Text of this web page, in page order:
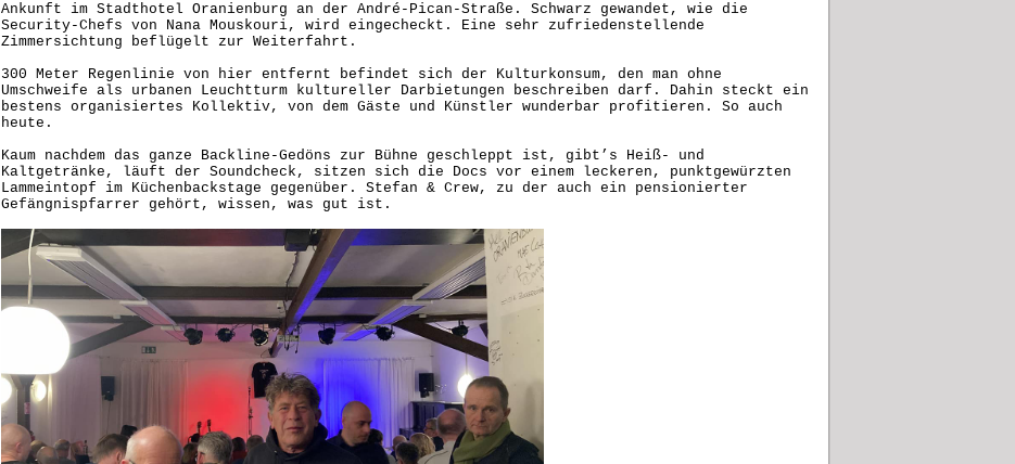
Ankunft im Stadthotel Oranienburg an der André-Pican-Straße. Schwarz gewandet, wie die
Security-Chefs von Nana Mouskouri, wird eingecheckt. Eine sehr zufriedenstellende
Zimmersichtung beflügelt zur Weiterfahrt.
300 Meter Regenlinie von hier entfernt befindet sich der Kulturkonsum, den man ohne
Umschweife als urbanen Leuchtturm kultureller Darbietungen beschreiben darf. Dahin steckt ein
bestens organisiertes Kollektiv, von dem Gäste und Künstler wunderbar profitieren. So auch
heute.
Kaum nachdem das ganze Backline-Gedöns zur Bühne geschleppt ist, gibt’s Heiß- und
Kaltgetränke, läuft der Soundcheck, sitzen sich die Docs vor einem leckeren, punktgewürzten
Lammeintopf im Küchenbackstage gegenüber. Stefan & Crew, zu der auch ein pensionierter
Gefängnispfarrer gehört, wissen, was gut ist.